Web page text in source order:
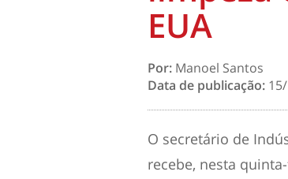
EUA
Por: Manoel Santos
Data de publicação:
O secretário de
recebe, nesta